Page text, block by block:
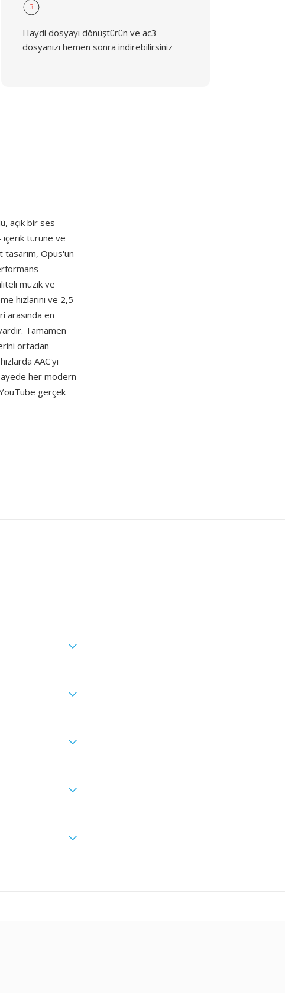
3
Haydi dosyayı dönüştürün ve ac3
dosyanızı hemen sonra indirebilirsiniz
açık bir ses
içerik türüne ve
tasarım, Opus'un
müzik ve
hızlarını ve 2,5
arasında en
Tamamen
ortadan
AAC'yı
her modern
gerçek